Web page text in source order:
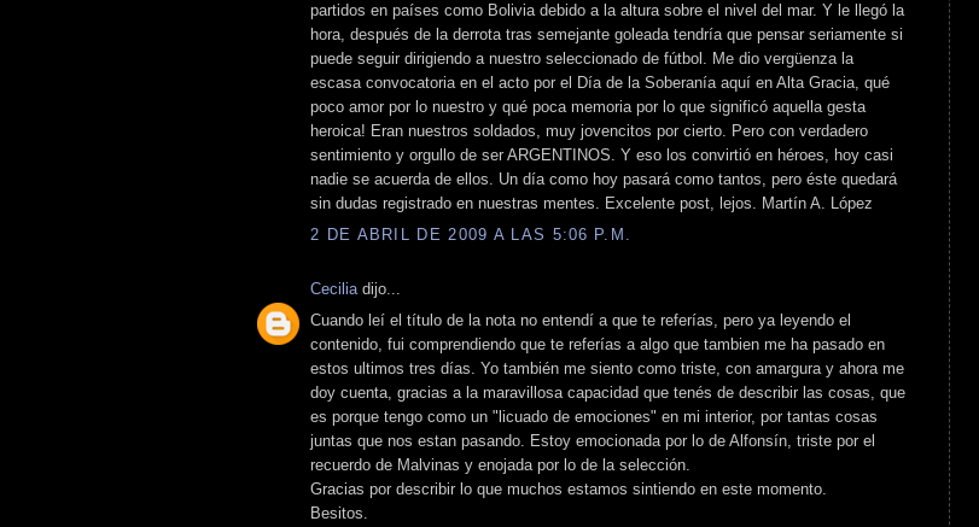
partidos en países como Bolivia debido a la altura sobre el nivel del mar. Y le llegó la
hora, después de la derrota tras semejante goleada tendría que pensar seriamente si
puede seguir dirigiendo a nuestro seleccionado de fútbol. Me dio vergüenza la
escasa convocatoria en el acto por el Día de la Soberanía aquí en Alta Gracia, qué
poco amor por lo nuestro y qué poca memoria por lo que significó aquella gesta
heroica! Eran nuestros soldados, muy jovencitos por cierto. Pero con verdadero
sentimiento y orgullo de ser ARGENTINOS. Y eso los convirtió en héroes, hoy casi
nadie se acuerda de ellos. Un día como hoy pasará como tantos, pero éste quedará
sin dudas registrado en nuestras mentes. Excelente post, lejos. Martín A. López
2 DE ABRIL DE 2009 A LAS 5:06 P.M.
Cecilia dijo...
Cuando leí el título de la nota no entendí a que te referías, pero ya leyendo el
contenido, fui comprendiendo que te referías a algo que tambien me ha pasado en
estos ultimos tres días. Yo también me siento como triste, con amargura y ahora me
doy cuenta, gracias a la maravillosa capacidad que tenés de describir las cosas, que
es porque tengo como un "licuado de emociones" en mi interior, por tantas cosas
juntas que nos estan pasando. Estoy emocionada por lo de Alfonsín, triste por el
recuerdo de Malvinas y enojada por lo de la selección.
Gracias por describir lo que muchos estamos sintiendo en este momento.
Besitos.